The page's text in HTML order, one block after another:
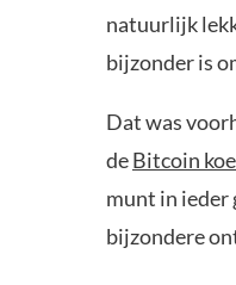
natuurlijk
bijzonder is
Dat was
deBitcoin
munt in ieder
bijzondere